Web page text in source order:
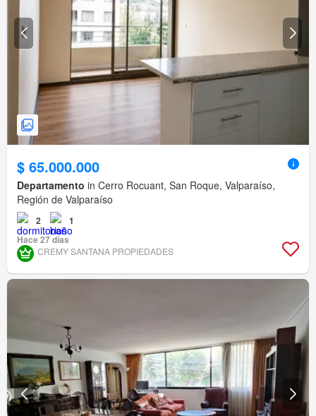
$ 65.000.000
Departamento in Cerro Rocuant, San Roque, Valparaíso,
Región de Valparaíso
2
1
Hace 27 días
CREMY SANTANA PROPIEDADES